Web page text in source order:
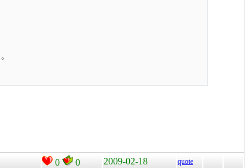
0 0 2009-02-18 quote